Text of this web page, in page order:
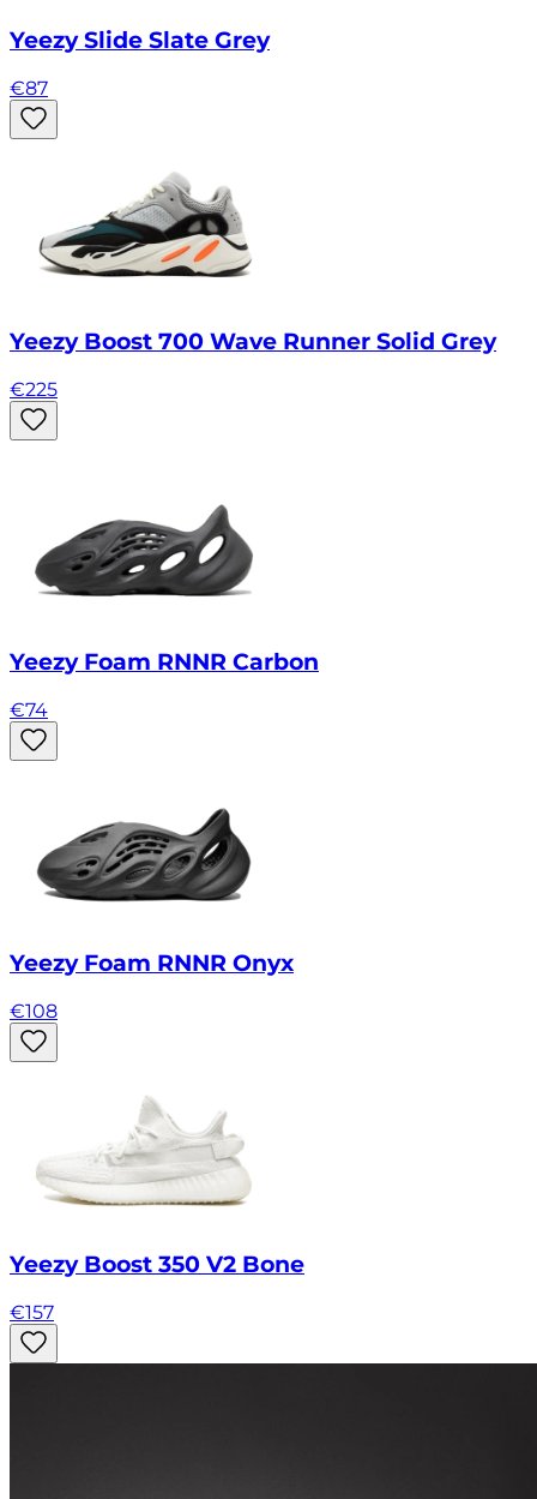
Yeezy Slide Slate Grey
€87
Yeezy Boost 700 Wave Runner Solid Grey
€225
Yeezy Foam RNNR Carbon
€74
Yeezy Foam RNNR Onyx
€108
Yeezy Boost 350 V2 Bone
€157